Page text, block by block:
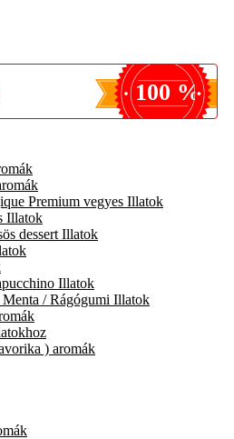
100 %
Premium vegyes Illatok
Illatok
dessert Illatok
Illatok
/ Rágógumi Illatok
) aromák